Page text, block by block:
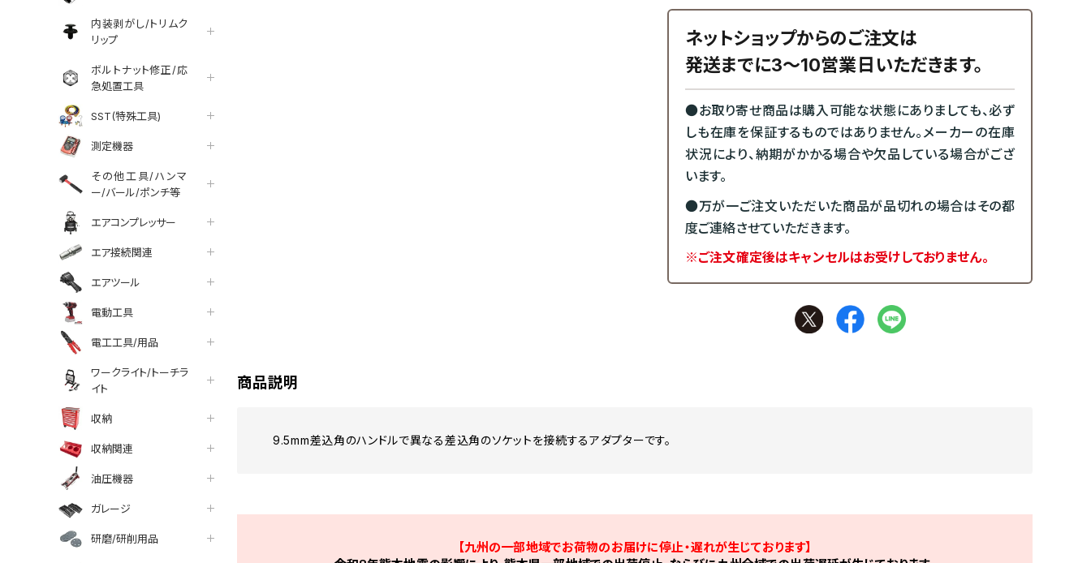
内装剥がし/トリムク
リップ
ボルトナット修正/応
急処置工具
SST(特殊工具)
測定機器
その他工具/ハンマ
ー/バール/ポンチ等
エアコンプレッサー
エア接続関連
エアツール
電動工具
電工工具/用品
ワークライト/トーチラ
イト
収納
収納関連
油圧機器
ガレージ
研磨/研削用品
ネットショップからのご注文は
発送までに3～10営業日いただきます。
●お取り寄せ商品は購入可能な状態にありましても、必ず
しも在庫を保証するものではありません。メーカーの在庫
状況により、納期がかかる場合や欠品している場合がござ
います。
●万が一ご注文いただいた商品が品切れの場合はその都
度ご連絡させていただきます。
※ご注文確定後はキャンセルはお受けしておりません。
facebook
line
商品説明
9.5mm差込角のハンドルで異なる差込角のソケットを接続するアダプターです。
【九州の一部地域でお荷物のお届けに停止・遅れが生じております】